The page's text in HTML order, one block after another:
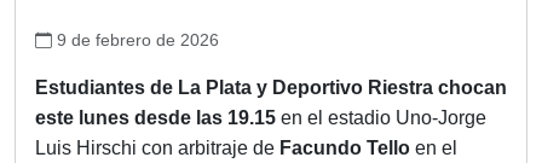
9 de febrero de 2026
Estudiantes de La Plata y Deportivo Riestra chocan
este lunes desde las 19.15 en el estadio Uno-Jorge
Luis Hirschi con arbitraje de Facundo Tello en el